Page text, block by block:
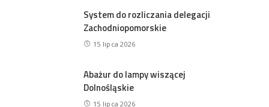
System do rozliczania delegacji
Zachodniopomorskie
15 lipca 2026
Abażur do lampy wiszącej
Dolnośląskie
15 lipca 2026